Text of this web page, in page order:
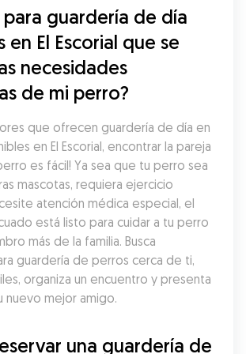
guardería de día
en El Escorial que se
necesidades
de mi perro?
que ofrecen guardería de día en
en El Escorial, encontrar la pareja
es fácil! Ya sea que tu perro sea
mascotas, requiera ejercicio
atención médica especial, el
está listo para cuidar a tu perro
más de la familia. Busca
guardería de perros cerca de ti,
organiza un encuentro y presenta
nuevo mejor amigo.
una guardería de